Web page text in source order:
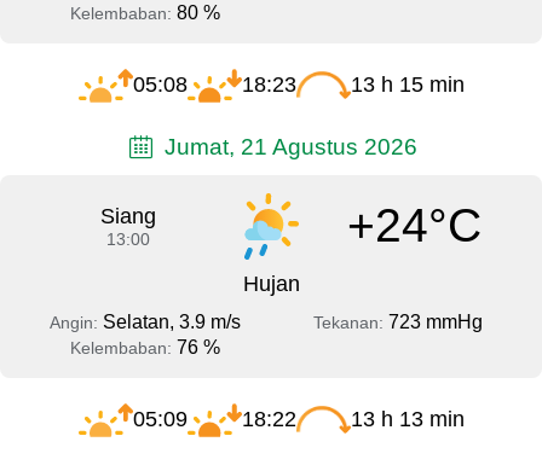
Kelembaban: 80 %
05:08 18:23 13 h 15 min
Jumat, 21 Agustus 2026
Siang
13:00 +24°C
Hujan
Angin: Selatan, 3.9 m/s Tekanan: 723 mmHg
Kelembaban: 76 %
05:09 18:22 13 h 13 min